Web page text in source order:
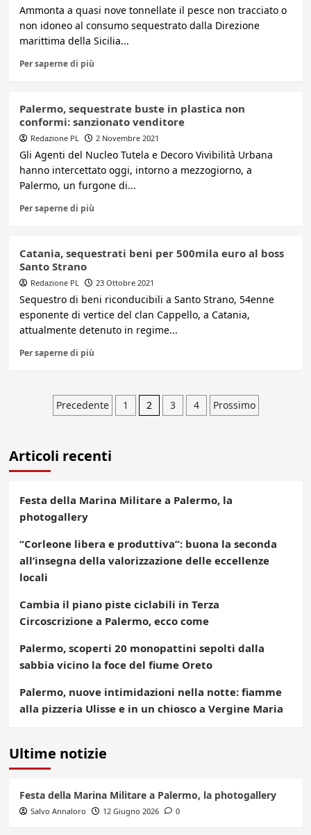
Ammonta a quasi nove tonnellate il pesce non tracciato o
non idoneo al consumo sequestrato dalla Direzione
marittima della Sicilia...
Per saperne di più
Palermo, sequestrate buste in plastica non
conformi: sanzionato venditore
Redazione PL 2 Novembre 2021
Gli Agenti del Nucleo Tutela e Decoro Vivibilità Urbana
hanno intercettato oggi, intorno a mezzogiorno, a
Palermo, un furgone di...
Per saperne di più
Catania, sequestrati beni per 500mila euro al boss
Santo Strano
Redazione PL 23 Ottobre 2021
Sequestro di beni riconducibili a Santo Strano, 54enne
esponente di vertice del clan Cappello, a Catania,
attualmente detenuto in regime...
Per saperne di più
Paginazione
articoli
Precedente 1 2 3 4 Prossimo
Articoli recenti
Festa della Marina Militare a Palermo, la
photogallery
“Corleone libera e produttiva”: buona la seconda
all’insegna della valorizzazione delle eccellenze
locali
Cambia il piano piste ciclabili in Terza
Circoscrizione a Palermo, ecco come
Palermo, scoperti 20 monopattini sepolti dalla
sabbia vicino la foce del fiume Oreto
Palermo, nuove intimidazioni nella notte: fiamme
alla pizzeria Ulisse e in un chiosco a Vergine Maria
Ultime notizie
Festa della Marina Militare a Palermo, la photogallery
Salvo Annaloro 12 Giugno 2026 0